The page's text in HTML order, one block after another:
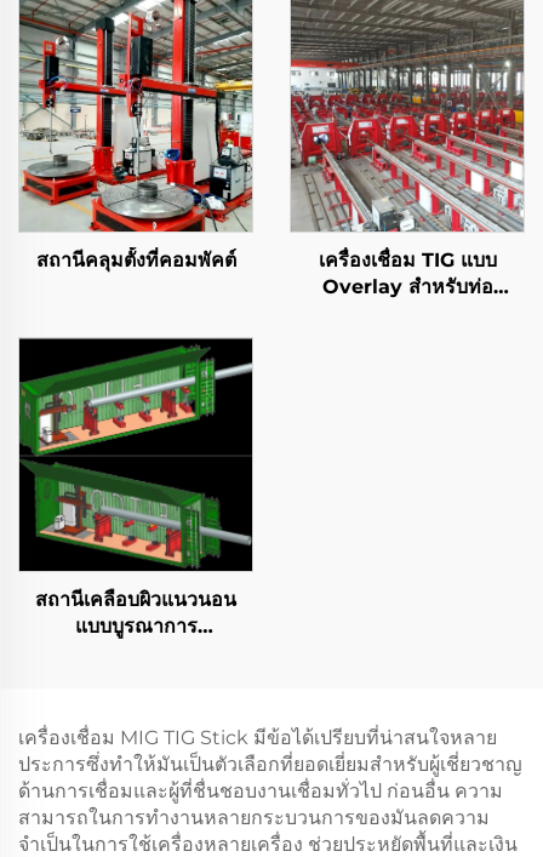
สถานีคลุมตั้งที่คอมพัคต์
เครื่องเชื่อม TIG แบบ
Overlay สำหรับท่อ
สถานีเคลือบผิวแนวนอน
แบบบูรณาการ
เครื่องเชื่อม MIG TIG Stick มีข้อได้เปรียบที่น่าสนใจหลาย
ประการซึ่งทำให้มันเป็นตัวเลือกที่ยอดเยี่ยมสำหรับผู้เชี่ยวชาญ
ด้านการเชื่อมและผู้ที่ชื่นชอบงานเชื่อมทั่วไป ก่อนอื่น ความ
สามารถในการทำงานหลายกระบวนการของมันลดความ
จำเป็นในการใช้เครื่องหลายเครื่อง ช่วยประหยัดพื้นที่และเงิน